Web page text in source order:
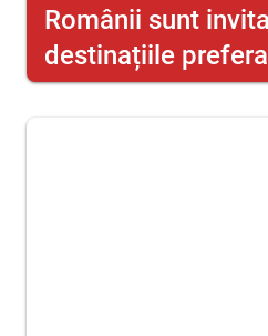
Românii sunt
destinațiile